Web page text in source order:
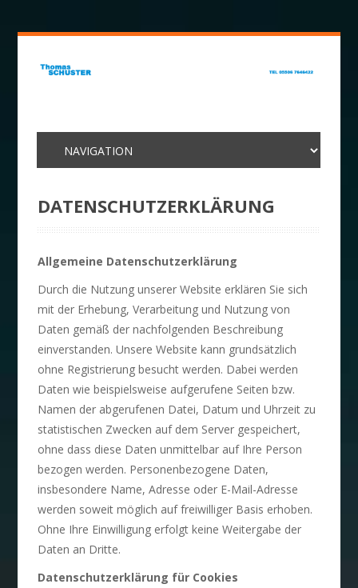
DATENSCHUTZERKLÄRUNG
Allgemeine Datenschutzerklärung
Durch die Nutzung unserer Website erklären Sie sich
mit der Erhebung, Verarbeitung und Nutzung von
Daten gemäß der nachfolgenden Beschreibung
einverstanden. Unsere Website kann grundsätzlich
ohne Registrierung besucht werden. Dabei werden
Daten wie beispielsweise aufgerufene Seiten bzw.
Namen der abgerufenen Datei, Datum und Uhrzeit zu
statistischen Zwecken auf dem Server gespeichert,
ohne dass diese Daten unmittelbar auf Ihre Person
bezogen werden. Personenbezogene Daten,
insbesondere Name, Adresse oder E-Mail-Adresse
werden soweit möglich auf freiwilliger Basis erhoben.
Ohne Ihre Einwilligung erfolgt keine Weitergabe der
Daten an Dritte.
Datenschutzerklärung für Cookies